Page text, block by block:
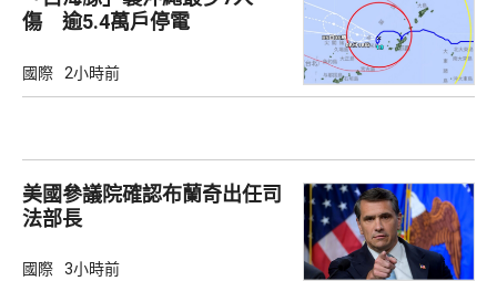
傷 逾5.4萬戶停電
國際 2小時前
美國參議院確認布蘭奇出任司
法部長
國際 3小時前